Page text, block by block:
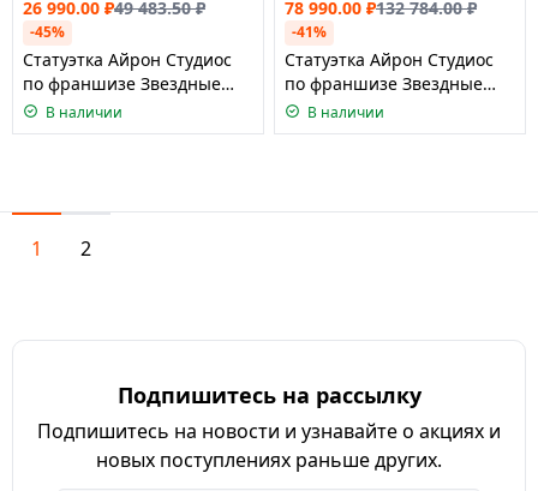
26 990.00 ₽49 483.50₽
-45%
Статуэтка Айрон Студиос
по франшизе Звездные
Войны (Мандалорец) -Боба
Фетт и Феннек Шанд на
В наличии
78 990.00 ₽132 784.00₽
-41%
Статуэтка Айрон Студиос
по франшизе Звездные
Войны - Асока Тано,
масштаб 1:10
В наличии
1 2
Подпишитесь на рассылку
Подпишитесь на новости и узнавайте о акциях и
новых поступлениях раньше других.